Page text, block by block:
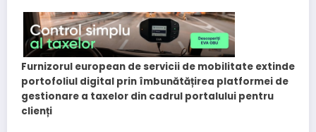
Furnizorul european de servicii de mobilitate extinde
portofoliul digital prin îmbunătățirea platformei de
gestionare a taxelor din cadrul portalului pentru
clienți